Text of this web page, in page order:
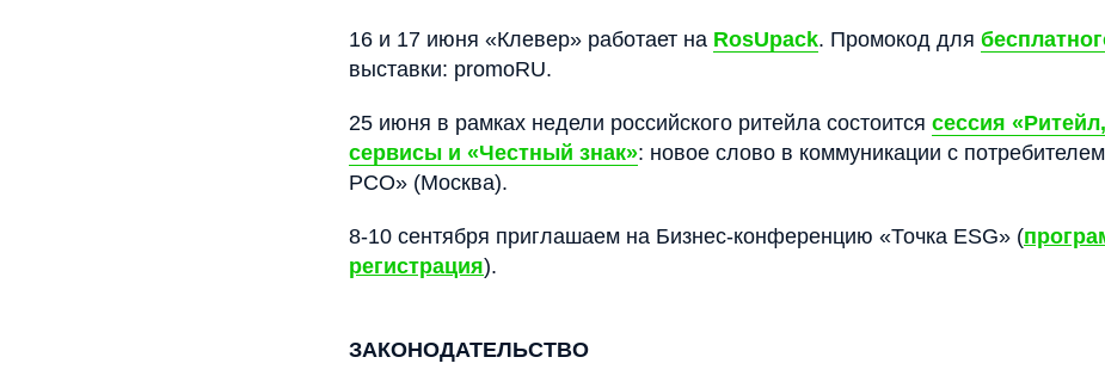
16 и 17 июня «Клевер» работает на RosUpack. Промокод для
выставки: promoRU.
25 июня в рамках недели российского ритейла состоится сессия
сервисы и «Честный знак»: новое слово в коммуникации с
РСО» (Москва).
8-10 сентября приглашаем на Бизнес-конференцию «Точка ESG» (
регистрация).
ЗАКОНОДАТЕЛЬСТВО